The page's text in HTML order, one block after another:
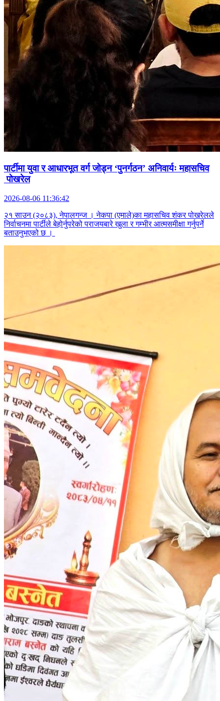
पार्टीमा युवा र आधारभूत वर्ग जोड्न ‘पुनर्गठन’ अनिवार्यः महासचिव
पोखरेल
2026-08-06 11:36:42
२१ साउन (२०८३), नेपालगन्ज । नेकपा (एमाले)का महासचिव शंकर पोखरेलले
निर्वाचनमा पार्टीले बेहोर्नुपरेको पराजयबारे खुला र गम्भीर आत्मसमीक्षा गर्नुपर्ने
बताउनुभएको छ ।